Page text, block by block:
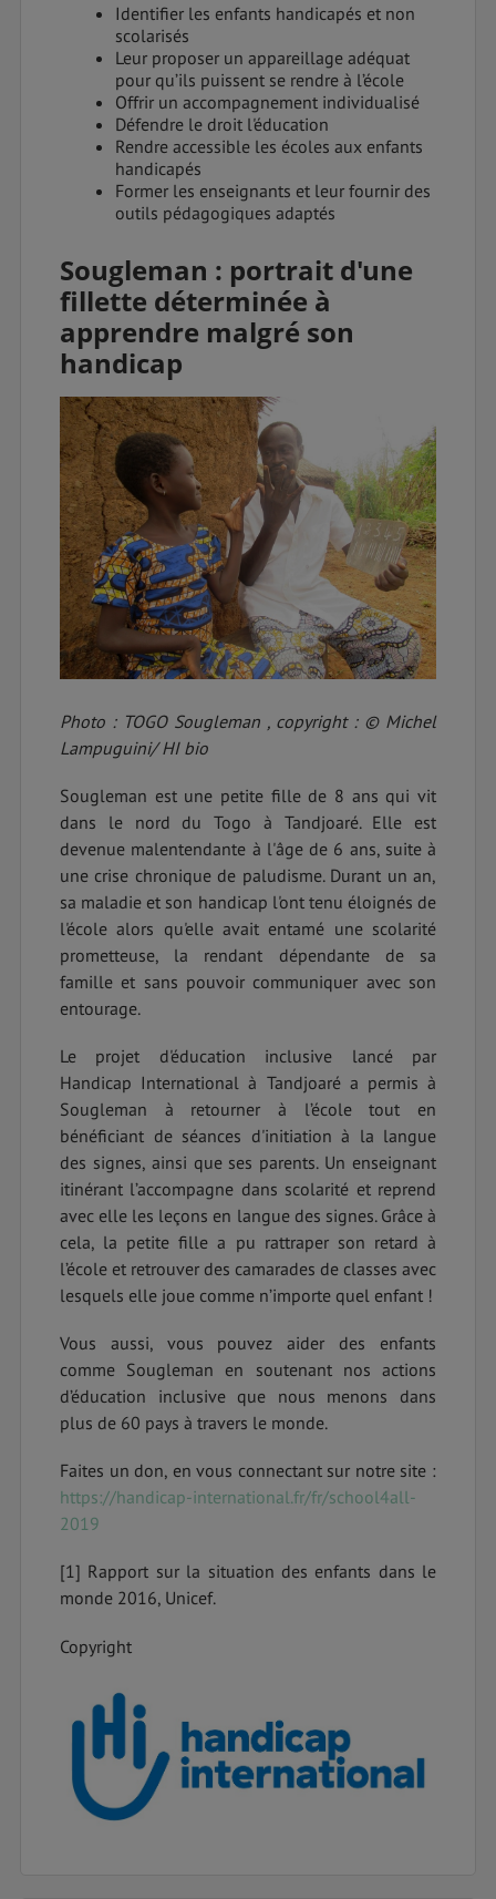
Identifier les enfants handicapés et non
scolarisés
Leur proposer un appareillage adéquat
pour qu’ils puissent se rendre à l’école
Offrir un accompagnement individualisé
Défendre le droit l'éducation
Rendre accessible les écoles aux enfants
handicapés
Former les enseignants et leur fournir des
outils pédagogiques adaptés
Sougleman : portrait d'une
fillette déterminée à
apprendre malgré son
handicap
Photo : TOGO Sougleman , copyright : © Michel
Lampuguini/ HI bio
Sougleman est une petite fille de 8 ans qui vit
dans le nord du Togo à Tandjoaré. Elle est
devenue malentendante à l'âge de 6 ans, suite à
une crise chronique de paludisme. Durant un an,
sa maladie et son handicap l'ont tenu éloignés de
l'école alors qu'elle avait entamé une scolarité
prometteuse, la rendant dépendante de sa
famille et sans pouvoir communiquer avec son
entourage.
Le projet d'éducation inclusive lancé par
Handicap International à Tandjoaré a permis à
Sougleman à retourner à l’école tout en
bénéficiant de séances d'initiation à la langue
des signes, ainsi que ses parents. Un enseignant
itinérant l’accompagne dans scolarité et reprend
avec elle les leçons en langue des signes. Grâce à
cela, la petite fille a pu rattraper son retard à
l’école et retrouver des camarades de classes avec
lesquels elle joue comme n’importe quel enfant !
Vous aussi, vous pouvez aider des enfants
comme Sougleman en soutenant nos actions
d’éducation inclusive que nous menons dans
plus de 60 pays à travers le monde.
Faites un don, en vous connectant sur notre site :
https://handicap-international.fr/fr/school4all-
2019
[1] Rapport sur la situation des enfants dans le
monde 2016, Unicef.
Copyright